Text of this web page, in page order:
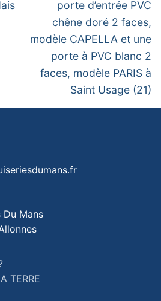
porte d’entrée PVC
chêne doré 2 faces,
modèle CAPELLA et une
porte à PVC blanc 2
faces, modèle PARIS à
Saint Usage (21)
Du Mans
TERRE